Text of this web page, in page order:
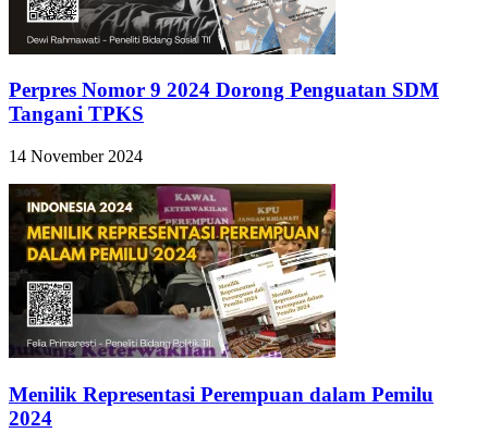
Perpres Nomor 9 2024 Dorong Penguatan SDM
Tangani TPKS
14 November 2024
Menilik Representasi Perempuan dalam Pemilu
2024